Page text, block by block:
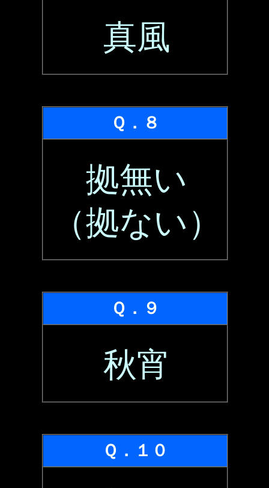
真風
Ｑ．８
拠無い
（拠ない）
Ｑ．９
秋宵
Ｑ．１０